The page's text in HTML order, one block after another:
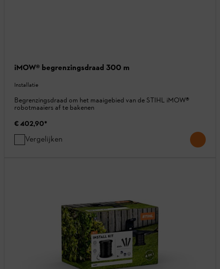
iMOW® begrenzingsdraad 300 m
Installatie
Begrenzingsdraad om het maaigebied van de STIHL iMOW®
robotmaaiers af te bakenen
€ 402,90*
Vergelijken